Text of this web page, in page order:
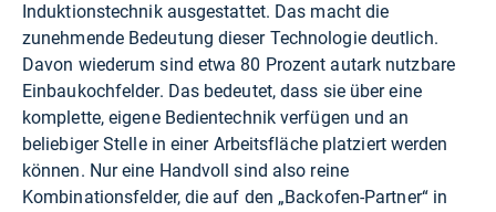
Induktionstechnik ausgestattet. Das macht die
zunehmende Bedeutung dieser Technologie deutlich.
Davon wiederum sind etwa 80 Prozent autark nutzbare
Einbaukochfelder. Das bedeutet, dass sie über eine
komplette, eigene Bedientechnik verfügen und an
beliebiger Stelle in einer Arbeitsfläche platziert werden
können. Nur eine Handvoll sind also reine
Kombinationsfelder, die auf den „Backofen-Partner“ in